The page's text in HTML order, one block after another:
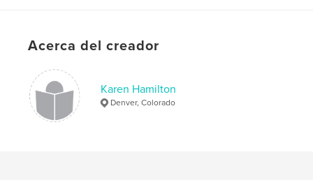
Acerca del creador
Karen Hamilton
Denver, Colorado